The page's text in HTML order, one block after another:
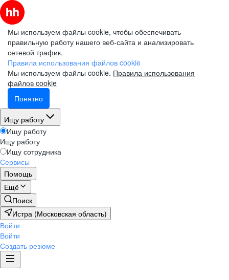
Мы используем файлы cookie, чтобы обеспечивать
правильную работу нашего веб-сайта и анализировать
сетевой трафик.
Правила использования файлов cookie
Мы используем файлы cookie. Правила использования
файлов cookie
Понятно
Ищу работу
Ищу работу
Ищу работу
Ищу сотрудника
Сервисы
Помощь
Ещё
Поиск
Истра (Московская область)
Войти
Войти
Создать резюме